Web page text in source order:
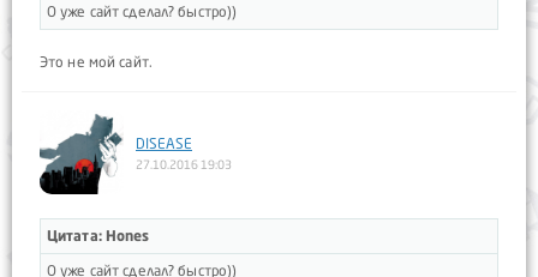
О уже сайт сделал? быстро))
Это не мой сайт.
DISEASE
27.10.2016 19:03
Цитата: Hones
О уже сайт сделал? быстро))